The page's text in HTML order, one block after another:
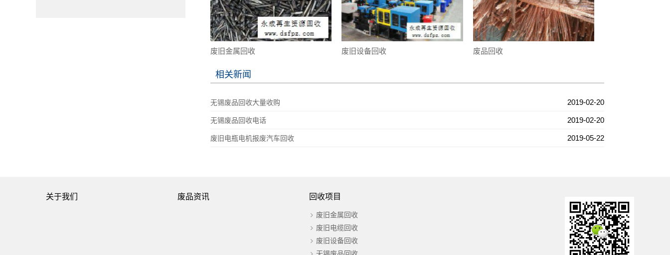
废旧金属回收 废旧设备回收 废品回收
相关新闻
无锡废品回收大量收购 2019-02-20
无锡废品回收电话 2019-02-20
废旧电瓶电机报废汽车回收 2019-05-22
关于我们 废品资讯 回收项目
废旧金属回收
废旧电缆回收
废旧设备回收